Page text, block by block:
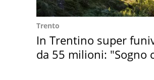
Trento
In Trentino super
da 55 milioni: "Sogno